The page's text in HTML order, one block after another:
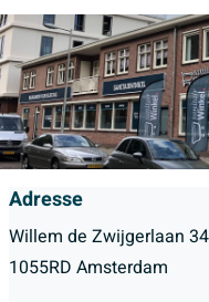
Adresse
Willem de Zwijgerlaan
1055RD Amsterdam